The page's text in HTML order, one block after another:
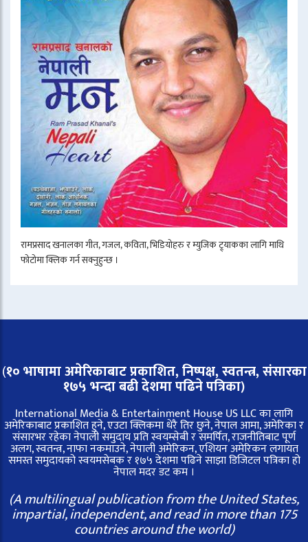
रामप्रसाद खनालका गीत, गजल, कविता, भिडियोहरु र म्युजिक ट्र्याकका लागि माथि
फोटोमा क्लिक गर्न सक्नुहुन्छ ।
(१० भाषामा अमेरिकाबाट प्रकाशित, निष्पक्ष, स्वतन्त्र,संसारका
१७५ भन्दा बढी देशमा पढिने पत्रिका)
International Media & Entertainment House US LLC का लागि
अमेरिकाबाट प्रकाशित हुने, एउटा क्लिकमा धेरै तिर छुने, नेपाल आमा, अमेरिका र
संसारभर रहेका नेपाली समुदाय प्रति स्वयम्सेबी र समर्पित, राजनीतिबाट पूर्ण
अलग, स्वतन्त्र, नाफा नकमाउने, नेपाली अमेरिकन, एशियन अमेरिकन लगायत
समस्त समुदायको स्वयमसेबक र १७५ देशमा पढिने साझा डिजिटल पत्रिका हो
नेपाल मदर डट कम ।
(A multilingual publication from the United States,
impartial, independent, and read in more than 175
countries around the world)